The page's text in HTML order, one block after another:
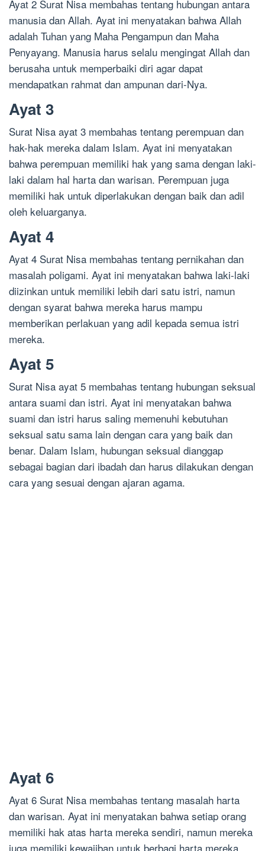
Ayat 2 Surat Nisa membahas tentang hubungan antara
manusia dan Allah. Ayat ini menyatakan bahwa Allah
adalah Tuhan yang Maha Pengampun dan Maha
Penyayang. Manusia harus selalu mengingat Allah dan
berusaha untuk memperbaiki diri agar dapat
mendapatkan rahmat dan ampunan dari-Nya.
Ayat 3
Surat Nisa ayat 3 membahas tentang perempuan dan
hak-hak mereka dalam Islam. Ayat ini menyatakan
bahwa perempuan memiliki hak yang sama dengan laki-
laki dalam hal harta dan warisan. Perempuan juga
memiliki hak untuk diperlakukan dengan baik dan adil
oleh keluarganya.
Ayat 4
Ayat 4 Surat Nisa membahas tentang pernikahan dan
masalah poligami. Ayat ini menyatakan bahwa laki-laki
diizinkan untuk memiliki lebih dari satu istri, namun
dengan syarat bahwa mereka harus mampu
memberikan perlakuan yang adil kepada semua istri
mereka.
Ayat 5
Surat Nisa ayat 5 membahas tentang hubungan seksual
antara suami dan istri. Ayat ini menyatakan bahwa
suami dan istri harus saling memenuhi kebutuhan
seksual satu sama lain dengan cara yang baik dan
benar. Dalam Islam, hubungan seksual dianggap
sebagai bagian dari ibadah dan harus dilakukan dengan
cara yang sesuai dengan ajaran agama.
Ayat 6
Ayat 6 Surat Nisa membahas tentang masalah harta
dan warisan. Ayat ini menyatakan bahwa setiap orang
memiliki hak atas harta mereka sendiri, namun mereka
juga memiliki kewajiban untuk berbagi harta mereka